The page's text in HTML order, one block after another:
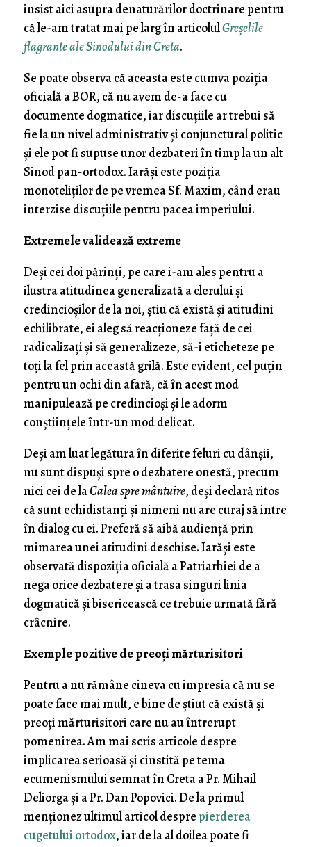
insist aici asupra denaturărilor doctrinare pentru
că le-am tratat mai pe larg în articolulGreșelile
flagrante ale Sinodului din Creta.
Se poate observa că aceasta este cumva poziția
oficială a BOR, că nu avem de-a face cu
documente dogmatice, iar discuțiile ar trebui să
fie la un nivel administrativ și conjunctural politic
și ele pot fi supuse unor dezbateri în timp la un alt
Sinod pan-ortodox. Iarăși este poziția
monoteliților de pe vremea Sf. Maxim, când erau
interzise discuțiile pentru pacea imperiului.
Extremele validează extreme
Deși cei doi părinți, pe care i-am ales pentru a
ilustra atitudinea generalizată a clerului și
credincioșilor de la noi, știu că există și atitudini
echilibrate, ei aleg să reacționeze față de cei
radicalizați și să generalizeze, să-i eticheteze pe
toți la fel prin această grilă. Este evident, cel puțin
pentru un ochi din afară, că în acest mod
manipulează pe credincioși și le adorm
conștiințele într-un mod delicat.
Deși am luat legătura în diferite feluri cu dânșii,
nu sunt dispuși spre o dezbatere onestă, precum
nici cei de laCalea spre mântuire, deși declară ritos
că sunt echidistanți și nimeni nu are curaj să intre
în dialog cu ei. Preferă să aibă audiență prin
mimarea unei atitudini deschise. Iarăși este
observată dispoziția oficială a Patriarhiei de a
nega orice dezbatere și a trasa singuri linia
dogmatică și bisericească ce trebuie urmată fără
crâcnire.
Exemple pozitive de preoți mărturisitori
Pentru a nu rămâne cineva cu impresia că nu se
poate face mai mult, e bine de știut că există și
preoți mărturisitori care nu au întrerupt
pomenirea. Am mai scris articole despre
implicarea serioasă și cinstită pe tema
ecumenismului semnat în Creta a Pr. Mihail
Deliorga și a Pr. Dan Popovici. De la primul
menționez ultimul articol despre pierderea
cugetului ortodox, iar de la al doilea poate fi